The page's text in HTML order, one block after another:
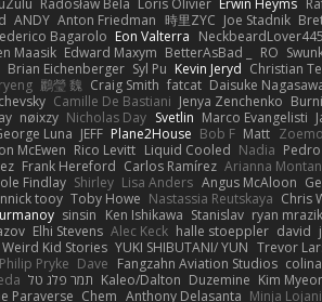
Radosław Bela Loris Olivier Erwin Heyms
ANDY Anton Friedman 時里ZYC Joe Stadnik
Bagarolo Eon Valterra NeckbeardLover445
Maasik Edward Maxym BetterAsBad _ RO
Brian Eichenberger Syl Pu Kevin Jeryd Christian
鸝瑩 魏 Craig Smith fatcat Daisuke
Camille De Bastiani Jenya Zenchenko
nøixzy Nicholas Day Svetlin Marco Evangelisti
Luna JEFF Plane2House Bob F Matt
McEwen Rico Levitt Liquid Cooled Nadia
Frank Hereford Carlos Ramírez Arianna
Findlay Shirley Lisa Anders Angus McAloon
tooy Toby Howe Nastassia Reutskaya Chris
sinsin Ken Ishikawa Stanislav ryan mrazik
Elhi Stevens Alec Keck halle stoeppler david
Kid Stories YUKI SHIBUTANI/ YUN Trevor
Philip Pryke Dave Fangzahn Aviation Studios
תמר פלג טל Kaleo/Dalton Duzemine Kim
Paraverse Chem Anthony Delasanta Minja